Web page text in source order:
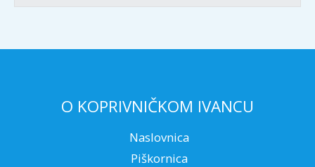
O KOPRIVNIČKOM IVANCU
Naslovnica
Piškornica